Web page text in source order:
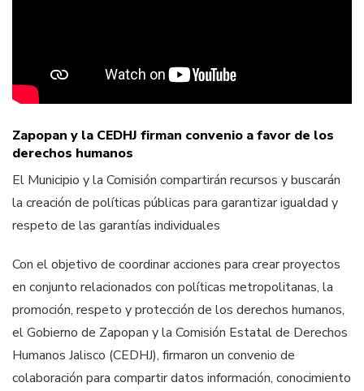
Zapopan y la CEDHJ firman convenio a favor de los
derechos humanos
El Municipio y la Comisión compartirán recursos y buscarán
la creación de políticas públicas para garantizar igualdad y
respeto de las garantías individuales
Con el objetivo de coordinar acciones para crear proyectos
en conjunto relacionados con políticas metropolitanas, la
promoción, respeto y protección de los derechos humanos,
el Gobierno de Zapopan y la Comisión Estatal de Derechos
Humanos Jalisco (CEDHJ), firmaron un convenio de
colaboración para compartir datos información, conocimiento